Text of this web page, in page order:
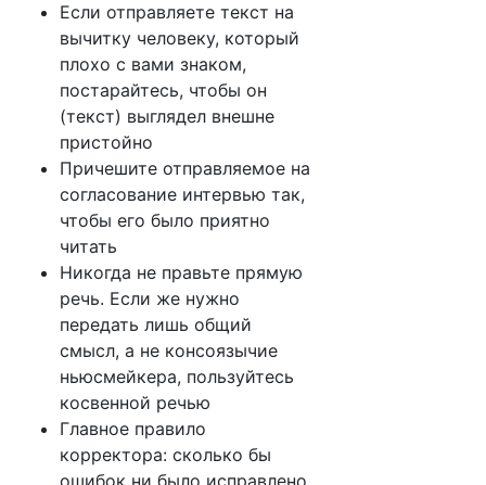
Если отправляете текст на
вычитку человеку, который
плохо с вами знаком,
постарайтесь, чтобы он
(текст) выглядел внешне
пристойно
Причешите отправляемое на
согласование интервью так,
чтобы его было приятно
читать
Никогда не правьте прямую
речь. Если же нужно
передать лишь общий
смысл, а не консоязычие
ньюсмейкера, пользуйтесь
косвенной речью
Главное правило
корректора: сколько бы
ошибок ни было исправлено